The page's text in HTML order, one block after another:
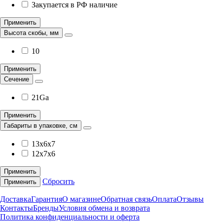
Закупается в РФ наличие
Применить
Высота скобы, мм
10
Применить
Сечение
21Ga
Применить
Габариты в упаковке, см
13х6х7
12х7х6
Применить
Применить
Сбросить
ДоставкаГарантияО магазинеОбратная связьОплатаОтзывы
КонтактыБрендыУсловия обмена и возврата
Политика конфиденциальности и оферта